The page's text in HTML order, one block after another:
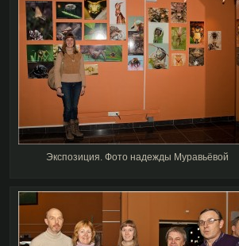
Экспозиция. Фото надежды Муравьёвой